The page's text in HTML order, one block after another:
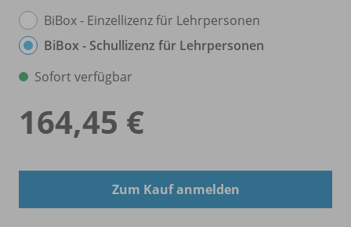
BiBox - Einzellizenz für Lehrpersonen
BiBox - Schullizenz für Lehrpersonen
Sofort verfügbar
164,45 €
Zum Kauf anmelden